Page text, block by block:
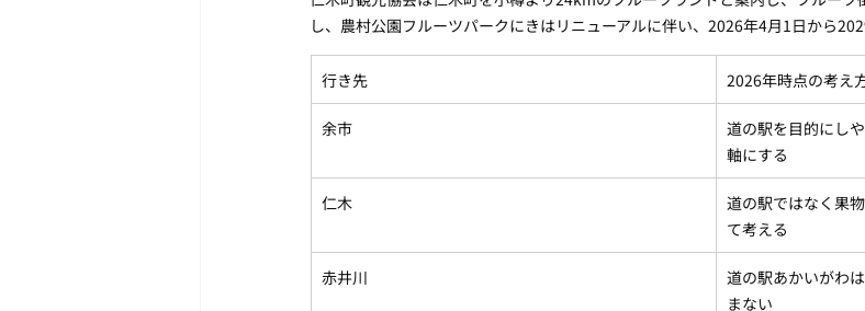
し、農村公園フルーツパークにきはリニューアルに伴い、2026年4月1日から
行き先 2026年時点の考え
余市
道の駅を目的にし
軸にする
仁木
道の駅ではなく果
て考える
赤井川
道の駅あかいがわ
まない